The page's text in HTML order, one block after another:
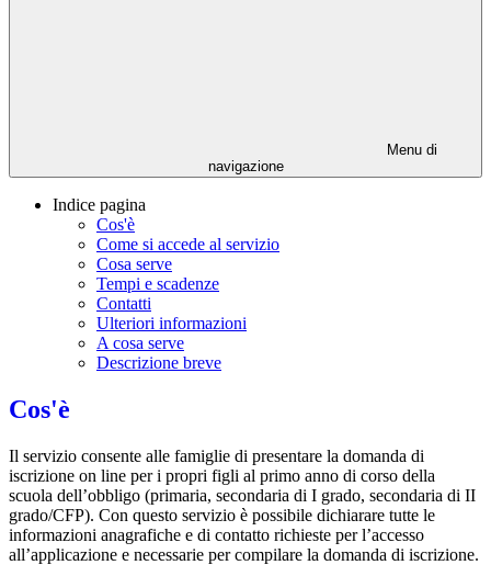
Menu di
navigazione
Indice pagina
Cos'è
Come si accede al servizio
Cosa serve
Tempi e scadenze
Contatti
Ulteriori informazioni
A cosa serve
Descrizione breve
Cos'è
Il servizio consente alle famiglie di presentare la domanda di
iscrizione on line per i propri figli al primo anno di corso della
scuola dell’obbligo (primaria, secondaria di I grado, secondaria di II
grado/CFP). Con questo servizio è possibile dichiarare tutte le
informazioni anagrafiche e di contatto richieste per l’accesso
all’applicazione e necessarie per compilare la domanda di iscrizione.